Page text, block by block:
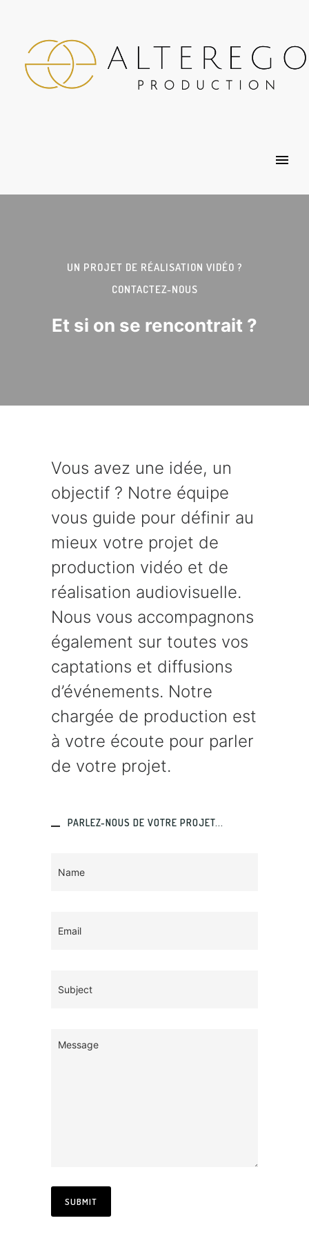
UN PROJET DE RÉALISATION VIDÉO ?
CONTACTEZ-NOUS
Et si on se rencontrait ?
Vous avez une idée, un
objectif ? Notre équipe
vous guide pour définir au
mieux votre projet de
production vidéo et de
réalisation audiovisuelle.
Nous vous accompagnons
également sur toutes vos
captations et diffusions
d’événements. Notre
chargée de production est
à votre écoute pour parler
de votre projet.
PARLEZ-NOUS DE VOTRE PROJET...